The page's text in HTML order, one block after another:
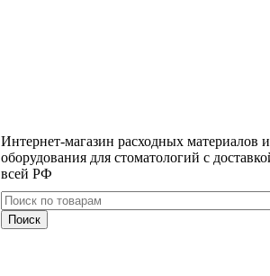
Интернет-магазин расходных материалов и
оборудования для стоматологий с
всей РФ